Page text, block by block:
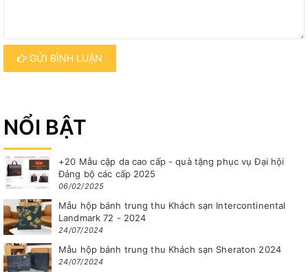
GỬI BÌNH LUẬN
NỔI BẬT
+20 Mẫu cặp da cao cấp - quà tặng phục vụ Đại hội
Đảng bộ các cấp 2025
06/02/2025
Mẫu hộp bánh trung thu Khách sạn Intercontinental
Landmark 72 - 2024
24/07/2024
Mẫu hộp bánh trung thu Khách sạn Sheraton 2024
24/07/2024